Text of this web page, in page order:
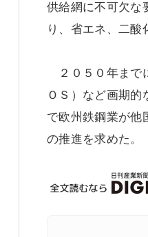
供給網に不可欠な
り、省エネ、二酸
２０５０年まで
ＯＳ）など画期
で欧州鉄鋼業が他
の推進を求めた。